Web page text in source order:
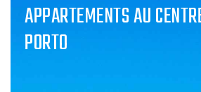
APPARTEMENTS AU
PORTO